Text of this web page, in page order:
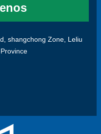
shangchong Zone, Leliu